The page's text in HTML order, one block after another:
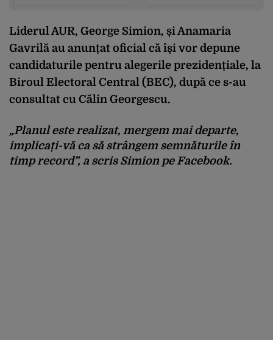
Liderul AUR, George Simion, și Anamaria
Gavrilă au anunțat oficial că își vor depune
candidaturile pentru alegerile prezidențiale, la
Biroul Electoral Central (BEC), după ce s-au
consultat cu Călin Georgescu.
„Planul este realizat, mergem mai departe,
implicați-vă ca să strângem semnăturile în
timp record”, a scris Simion pe Facebook.